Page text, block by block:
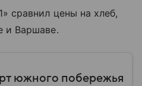
сравнил цены на хлеб,
и Варшаве.
южного побережья